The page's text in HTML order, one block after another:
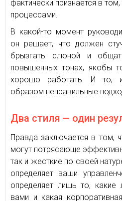
фактически признается в
процессами.
В какой-то момент
он решает, что должен
брызгать слюной и
повышенных тонах, якобы
хорошо работать. И то,
образом неправильные
Два стиля — один
Правда заключается в том,
могут потрясающе
так и жесткие по своей
определяет ваши
определяет лишь то,
вами и какая